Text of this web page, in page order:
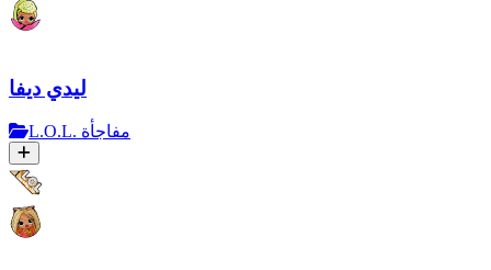
ليدي ديفا
L.O.L. مفاجأة